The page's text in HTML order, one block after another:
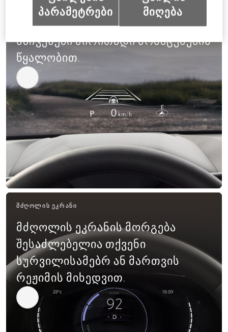
მოახდინეთ კონცენტრაცია გზაზე,
საქარე მინის ქვედა ნაწილზე
ნაჩვენები ძირითადი მონაცემების
წყალობით.
ᲛᲫᲦᲝᲚᲘᲡ ᲔᲙᲠᲐᲜᲘ
მძღოლის ეკრანის მორგება
შესაძლებელია თქვენი
სურვილისამებრ ან მართვის
რეჟიმის მიხედვით.
პარამეტრები
მიღება